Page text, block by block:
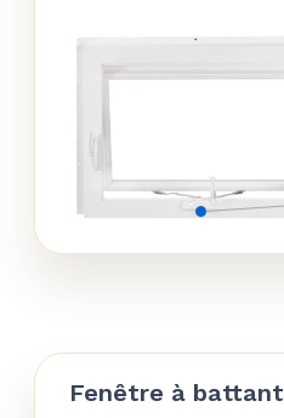
Fenêtre à battant